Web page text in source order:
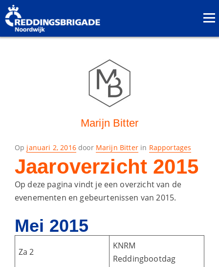
Marijn Bitter
Op geplaatst
januari 2, 2016door Marijn Bitterin Rapportages
Jaaroverzicht 2015
Op deze pagina vindt je een overzicht van de
evenementen en gebeurtenissen van 2015.
Mei 2015
Za 2
KNRM
Reddingbootdag